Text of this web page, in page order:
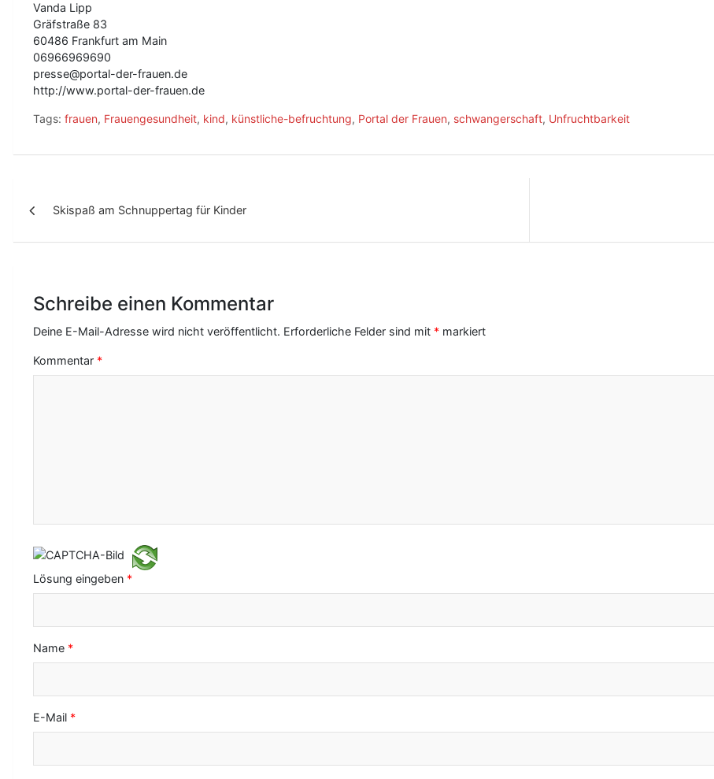
Vanda Lipp
Gräfstraße 83
60486 Frankfurt am Main
06966969690
presse@portal-der-frauen.de
http://www.portal-der-frauen.de
Tags: frauen, Frauengesundheit, kind, künstliche-befruchtung, Portal der Frauen, schwangerschaft, Unfruchtbarkeit
i
Skispaß am Schnuppertag für Kinder
Schreibe einen Kommentar
Deine E-Mail-Adresse wird nicht veröffentlicht. Erforderliche Felder sind mit * markiert
Kommentar *
Lösung eingeben *
Name *
E-Mail *